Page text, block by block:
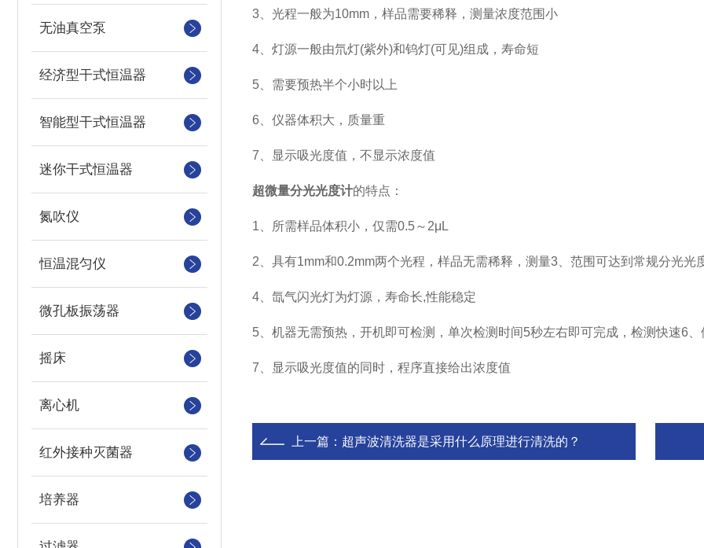
无油真空泵
经济型干式恒温器
智能型干式恒温器
迷你干式恒温器
氮吹仪
恒温混匀仪
微孔板振荡器
摇床
离心机
红外接种灭菌器
培养器
3、 光程一般为10mm，样品需要稀释，测量浓度范围小
4、 灯源一般由氘灯(紫外)和钨灯(可见)组成，寿命短
5、 需要预热半个小时以上
6、 仪器体积大，质量重
7、 显示吸光度值，不显示浓度值
超微量分光光度计的特点：
1、 所需样品体积小，仅需0.5～ 2μL
2、 具有1mm和0.2mm两个光程，样品无需稀释，测量3、 范围可达到常规分光光
4、 氙气闪光灯为灯源，寿命长,性能稳定
5、机器无需预热，开机即可检测，单次检测时间5秒左右即可完成，检测快速6
7、 显示吸光度值的同时，程序直接给出浓度值
上一篇： 超声波清洗器是采用什么原理进行清洗的？